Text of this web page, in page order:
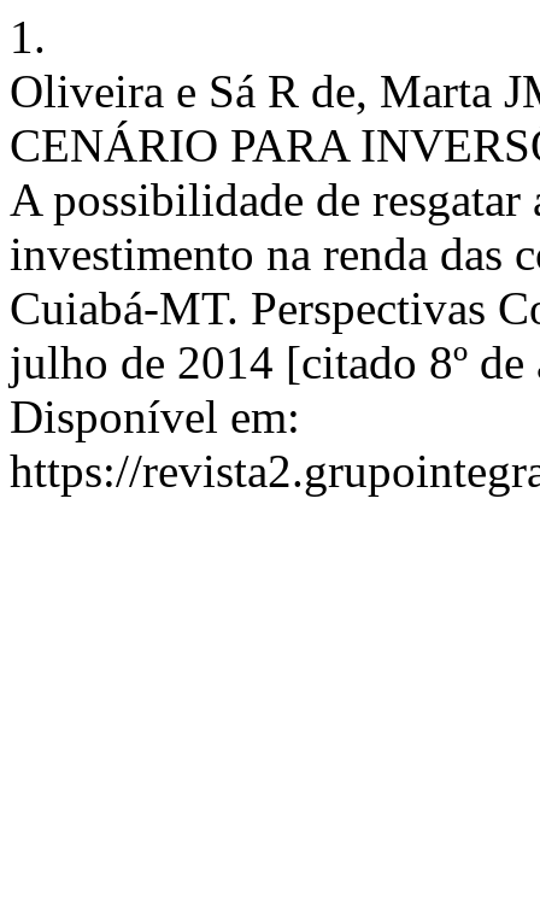
1.
Oliveira e Sá R de, Marta
CENÁRIO PARA
A possibilidade de
investimento na renda das
Cuiabá-MT. Perspectivas
julho de 2014 [citado 8º
Disponível em:
https://